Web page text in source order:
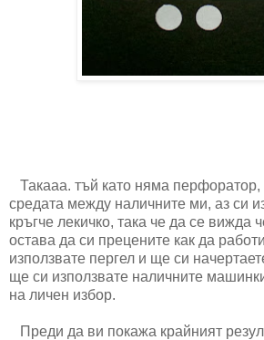
Такааа. тъй като няма перфоратор,
средата между наличните ми, аз си
кръгче лекичко, така че да се вижда
остава да си прецените как да
използвате пергел и ще си
ще си използвате наличните
на личен избор.
Преди да ви покажа крайният